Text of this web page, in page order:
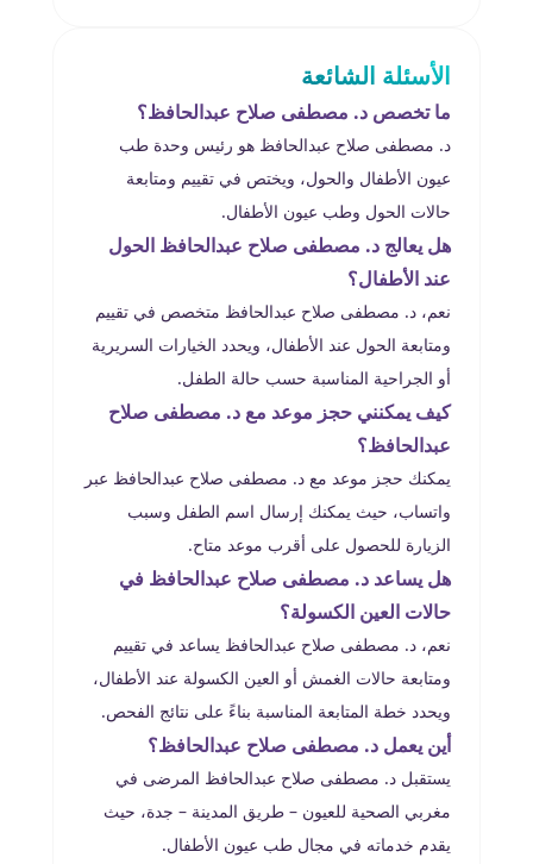
الأسئلة الشائعة
ما تخصص د. مصطفى صلاح عبدالحافظ؟
د. مصطفى صلاح عبدالحافظ هو رئيس وحدة طب
عيون الأطفال والحول، ويختص في تقييم ومتابعة
حالات الحول وطب عيون الأطفال.
هل يعالج د. مصطفى صلاح عبدالحافظ الحول
عند الأطفال؟
نعم، د. مصطفى صلاح عبدالحافظ متخصص في تقييم
ومتابعة الحول عند الأطفال، ويحدد الخيارات السريرية
أو الجراحية المناسبة حسب حالة الطفل.
كيف يمكنني حجز موعد مع د. مصطفى صلاح
عبدالحافظ؟
يمكنك حجز موعد مع د. مصطفى صلاح عبدالحافظ عبر
واتساب، حيث يمكنك إرسال اسم الطفل وسبب
الزيارة للحصول على أقرب موعد متاح.
هل يساعد د. مصطفى صلاح عبدالحافظ في
حالات العين الكسولة؟
نعم، د. مصطفى صلاح عبدالحافظ يساعد في تقييم
ومتابعة حالات الغمش أو العين الكسولة عند الأطفال،
ويحدد خطة المتابعة المناسبة بناءً على نتائج الفحص.
أين يعمل د. مصطفى صلاح عبدالحافظ؟
يستقبل د. مصطفى صلاح عبدالحافظ المرضى في
مغربي الصحية للعيون – طريق المدينة – جدة، حيث
يقدم خدماته في مجال طب عيون الأطفال.